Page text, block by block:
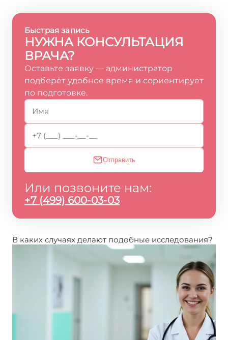
Быстрая запись
НУЖНА КОНСУЛЬТАЦИЯ
ВРАЧА?
Оставьте заявку — администратор
подберёт удобное время и сориентирует
по подготовке.
Отправить
Или позвоните нам:
+7 (499) 600-03-03
В каких случаях делают подобные исследования?